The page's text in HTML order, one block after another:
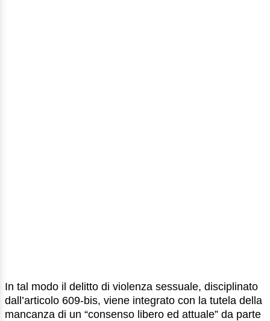
In tal modo il delitto di violenza sessuale, disciplinato
dall’articolo 609-bis, viene integrato con la tutela della
mancanza di un “consenso libero ed attuale” da parte